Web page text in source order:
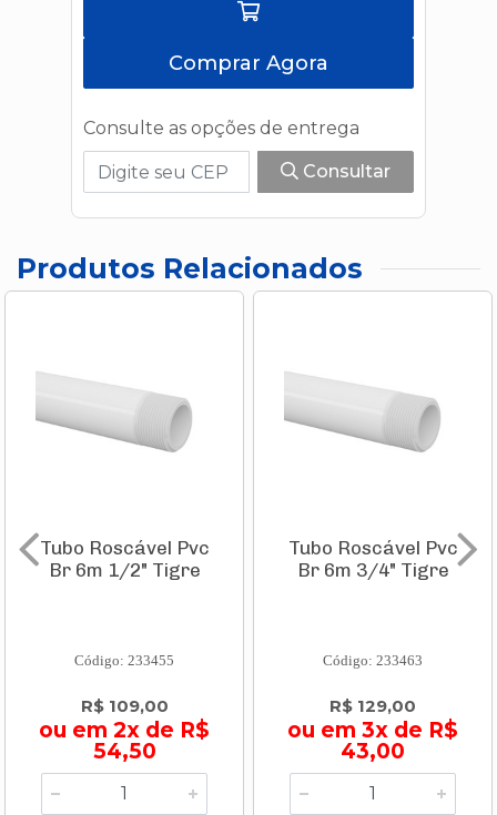
Comprar Agora
Consulte as opções de entrega
Consultar
Produtos Relacionados
Tubo Roscável Pvc
Br 6m 1/2" Tigre
Código: 233455
R$ 109,00
ou em 2x de R$
54,50
Tubo Roscável Pvc
Br 6m 3/4" Tigre
Código: 233463
R$ 129,00
ou em 3x de R$
43,00